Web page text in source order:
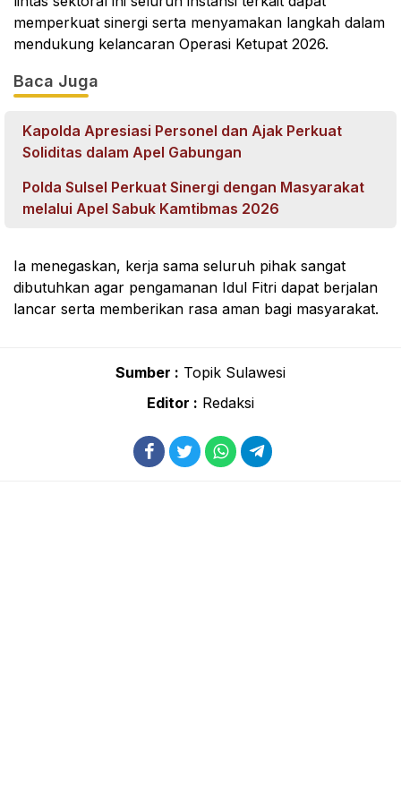
memperkuat sinergi serta menyamakan langkah dalam
mendukung kelancaran Operasi Ketupat 2026.
Baca Juga
Kapolda Apresiasi Personel dan Ajak Perkuat
Soliditas dalam Apel Gabungan
Polda Sulsel Perkuat Sinergi dengan Masyarakat
melalui Apel Sabuk Kamtibmas 2026
Ia menegaskan, kerja sama seluruh pihak sangat
dibutuhkan agar pengamanan Idul Fitri dapat berjalan
lancar serta memberikan rasa aman bagi masyarakat.
Sumber : Topik Sulawesi
Editor : Redaksi